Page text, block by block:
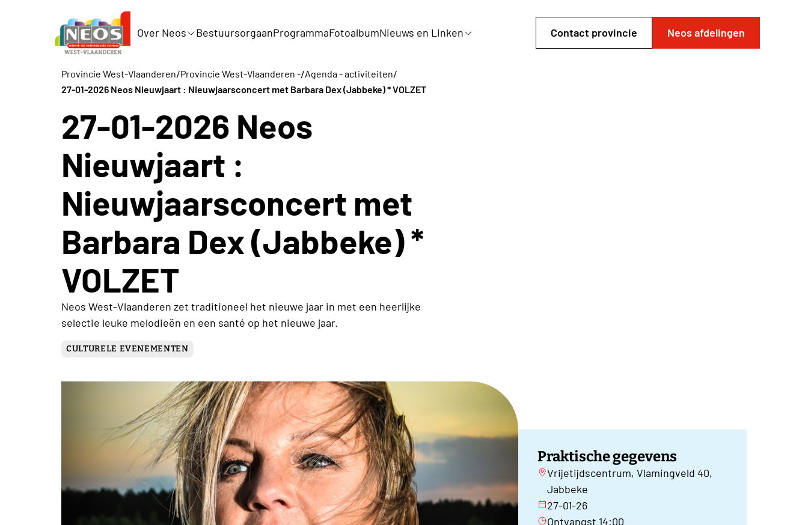
Over Neos BestuursorgaanProgrammaFotoalbumNieuws en Linken Contact provincie Neos afdelingen
Provincie West-Vlaanderen/Provincie West-Vlaanderen -/Agenda - activiteiten/
27-01-2026 Neos Nieuwjaart : Nieuwjaarsconcert met Barbara Dex (Jabbeke) * VOLZET
27-01-2026 Neos
Nieuwjaart :
Nieuwjaarsconcert met
Barbara Dex (Jabbeke) *
VOLZET
Neos West-Vlaanderen zet traditioneel het nieuwe jaar in met een heerlijke
selectie leuke melodieën en een santé op het nieuwe jaar.
CULTURELE EVENEMENTEN
Praktische gegevens
Vrijetijdscentrum, Vlamingveld 40,
Jabbeke
27-01-26
Ontvangst 14:00